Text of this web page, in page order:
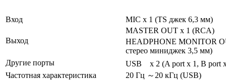
Вход MIC x 1 (TS джек 6,3 мм)
Выход
MASTER OUT x 1 (RCA)
HEADPHONE MONITOR
стерео миниджек 3,5 мм)
Другие порты
USB x 2 (A port x 1, B port
Частотная характеристика
20 Гц ～20 кГц (USB)